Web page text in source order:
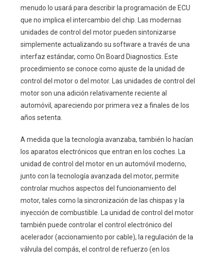
menudo lo usará para describir la programación de ECU
que no implica el intercambio del chip. Las modernas
unidades de control del motor pueden sintonizarse
simplemente actualizando su software a través de una
interfaz estándar, como On Board Diagnostics. Este
procedimiento se conoce como ajuste de la unidad de
control del motor o del motor. Las unidades de control del
motor son una adición relativamente reciente al
automóvil, apareciendo por primera vez a finales de los
años setenta.
A medida que la tecnología avanzaba, también lo hacían
los aparatos electrónicos que entran en los coches. La
unidad de control del motor en un automóvil moderno,
junto con la tecnología avanzada del motor, permite
controlar muchos aspectos del funcionamiento del
motor, tales como la sincronización de las chispas y la
inyección de combustible. La unidad de control del motor
también puede controlar el control electrónico del
acelerador (accionamiento por cable), la regulación de la
válvula del compás, el control de refuerzo (en los